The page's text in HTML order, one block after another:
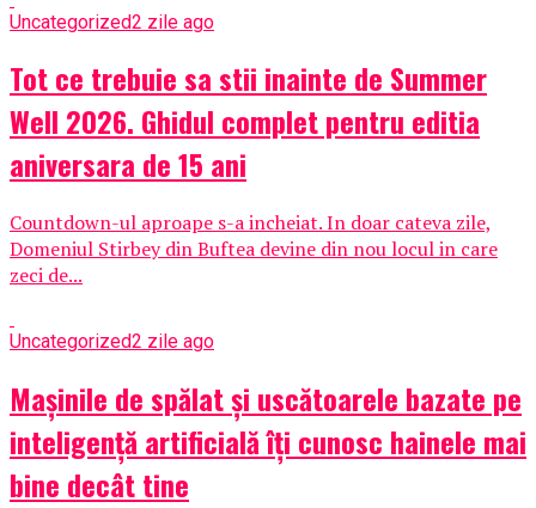
Uncategorized2 zile ago
Tot ce trebuie sa stii inainte de Summer
Well 2026. Ghidul complet pentru editia
aniversara de 15 ani
Countdown-ul aproape s-a incheiat. In doar cateva zile,
Domeniul Stirbey din Buftea devine din nou locul in care
zeci de...
Uncategorized2 zile ago
Mașinile de spălat și uscătoarele bazate pe
inteligență artificială îți cunosc hainele mai
bine decât tine